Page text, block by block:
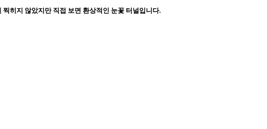
찍히지 않았지만 직접 보면 환상적인 눈꽃 터널입니다.